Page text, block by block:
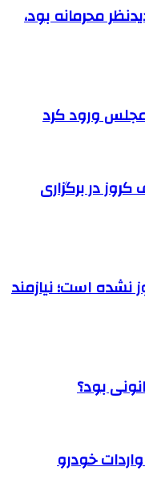
محرمانه بود،
مجلس ورود کرد
در برگزاری
نشده است؛ نیازمند
بود؟
خودرو